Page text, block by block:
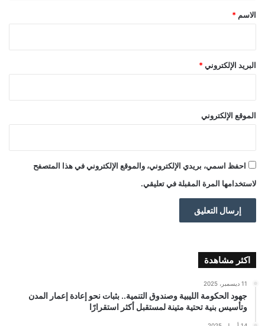
*
الاسم *
البريد الإلكتروني *
الموقع الإلكتروني
احفظ اسمي، بريدي الإلكتروني، والموقع الإلكتروني في هذا المتصفح
لاستخدامها المرة المقبلة في تعليقي.
اكثر مشاهدة
11 ديسمبر، 2025
جهود الحكومة الليبية وصندوق التنمية.. بثبات نحو إعادة إعمار المدن
وتأسيس بنية تحتية متينة لمستقبل أكثر استقرارًا